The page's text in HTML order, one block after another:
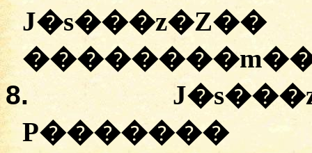
J�s���z�Z��
�
8.
P�������